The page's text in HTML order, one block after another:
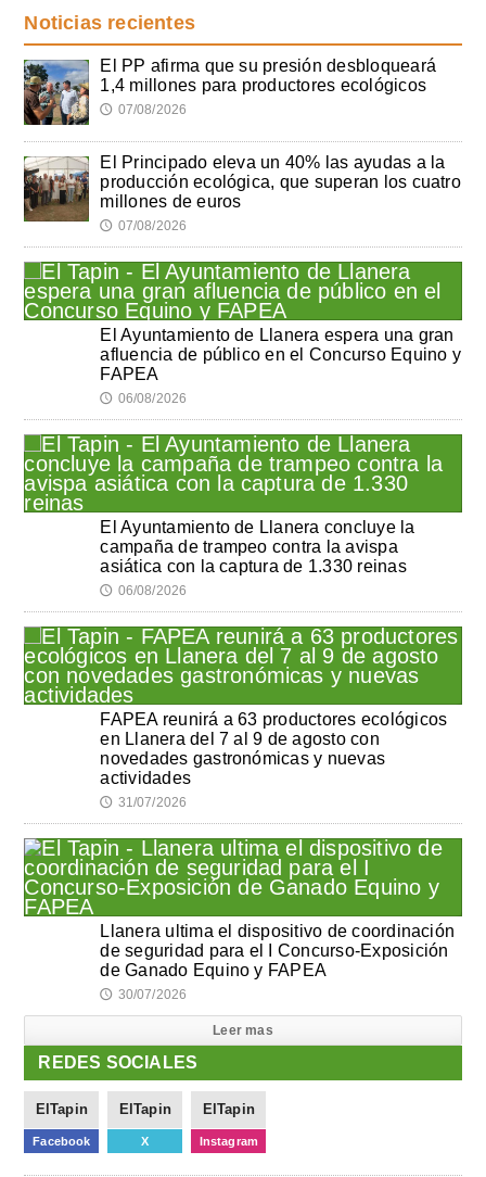
Noticias recientes
El PP afirma que su presión desbloqueará
1,4 millones para productores ecológicos
🕔 07/08/2026
El Principado eleva un 40% las ayudas a la
producción ecológica, que superan los cuatro
millones de euros
🕔 07/08/2026
El Ayuntamiento de Llanera espera una gran
afluencia de público en el Concurso Equino y
FAPEA
🕔 06/08/2026
El Ayuntamiento de Llanera concluye la
campaña de trampeo contra la avispa
asiática con la captura de 1.330 reinas
🕔 06/08/2026
FAPEA reunirá a 63 productores ecológicos
en Llanera del 7 al 9 de agosto con
novedades gastronómicas y nuevas
actividades
🕔 31/07/2026
Llanera ultima el dispositivo de coordinación
de seguridad para el I Concurso-Exposición
de Ganado Equino y FAPEA
🕔 30/07/2026
Leer mas
REDES SOCIALES
ElTapin
Facebook
ElTapin
X
ElTapin
Instagram